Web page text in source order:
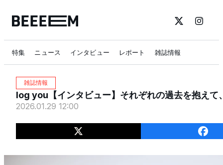
特集 ニュース インタビュー レポート 雑誌情報
雑誌情報
log you【インタビュー】それぞれの過去を抱えて
2026.01.29 12:00